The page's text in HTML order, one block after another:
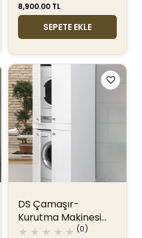
Normal
fiyat
8,900.00 TL
SEPETE EKLE
(0)
DS Çamaşır-
Kurutma Makinesi
Dolabı